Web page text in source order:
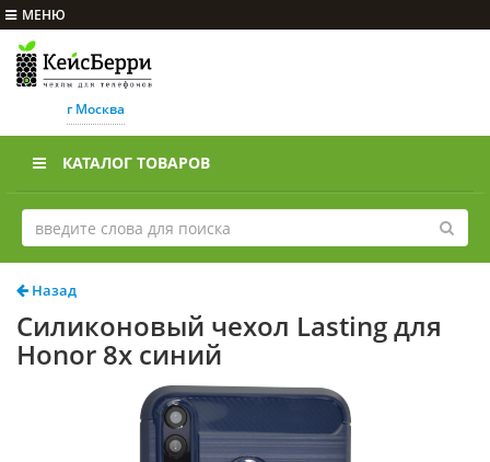
МЕНЮ
г Москва
КАТАЛОГ ТОВАРОВ
Назад
Силиконовый чехол Lasting для
Honor 8x синий